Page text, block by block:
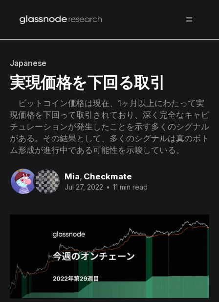
Japanese
実現価格を下回る取引
ビットコイン価格は現在、1ヶ月以上にわたって実
現価格を下回って取引されており、深く完全なキャピ
チュレーションが発生したことを示す多くのシグナル
がある。その結果として、多くのシグナルは真のボト
ム形成が進行中である可能性を示唆している。
Mia, Checkmate
Jul 27, 2022 • 11 min read